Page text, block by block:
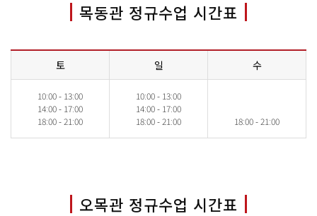
목동관 정규수업 시간표
토 일 수
10:00 - 13:00
14:00 - 17:00
18:00 - 21:00
10:00 - 13:00
14:00 - 17:00
18:00 - 21:00
18:00 - 21:00
오목관 정규수업 시간표